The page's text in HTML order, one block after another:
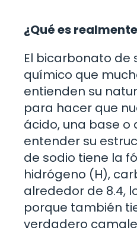
¿Qué es
El bicarbonato de
químico que
entienden su
para hacer que
ácido, una base
entender su
de sodio tiene la
hidrógeno (H),
alrededor de 8.4,
porque también
verdadero